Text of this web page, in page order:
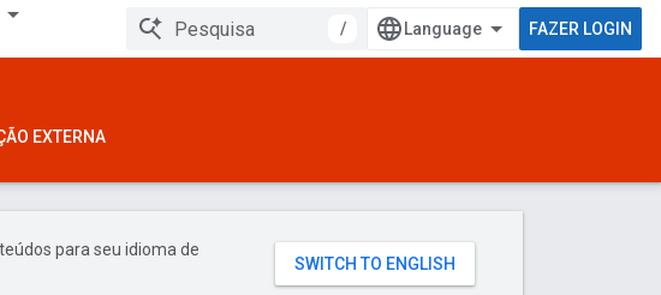
/ FAZER LOGIN
EXTERNA
para seu idioma de